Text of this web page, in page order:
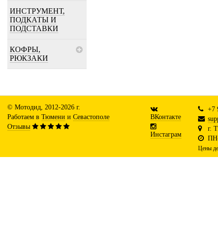
ИНСТРУМЕНТ,
ПОДКАТЫ И
ПОДСТАВКИ
КОФРЫ,
РЮКЗАКИ
© Мотодид, 2012-2026 г.
Работаем в Тюмени и Севастополе
Отзывы
ВКонтакте
Инстаграм
+7
г.
Цены